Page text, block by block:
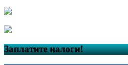
Заплатите налоги!